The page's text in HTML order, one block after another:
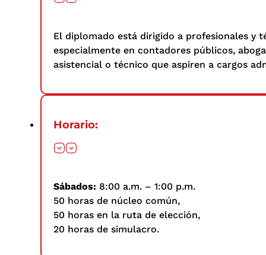
El diplomado está dirigido a profesionales y
especialmente en contadores públicos,
asistencial o técnico que aspiren a cargos
Horario:
Sábados: 8:00 a.m. – 1:00 p.m.
50 horas de núcleo común,
50 horas en la ruta de elección,
20 horas de simulacro.